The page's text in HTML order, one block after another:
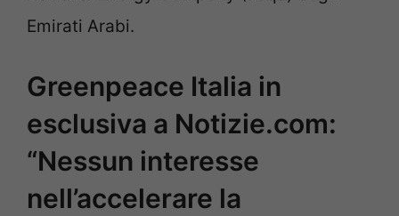
Emirati Arabi.
Greenpeace Italia in
esclusiva a Notizie.com:
“Nessun interesse
nell’accelerare la